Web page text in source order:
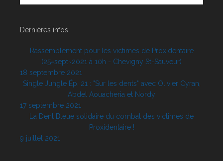
Dernières infos
Rassemblement pour les victimes de Proxidentaire
(25~sept~2021 à 10h - Chevigny St-Sauveur)
18 septembre 2021
Single Jungle Ép. 21 : "Sur les dents" avec Olivier Cyran,
Abdel Aouacheria et Nordy
17 septembre 2021
La Dent Bleue solidaire du combat des victimes de
Proxidentaire !
9 juillet 2021